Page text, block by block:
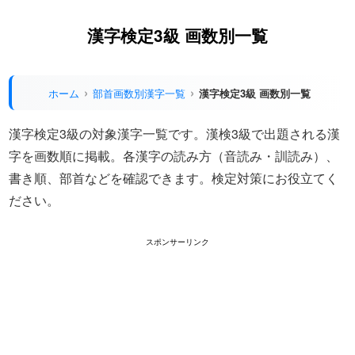
漢字検定3級 画数別一覧
ホーム 部首画数別漢字一覧 漢字検定3級 画数別一覧
漢字検定3級の対象漢字一覧です。漢検3級で出題される漢
字を画数順に掲載。各漢字の読み方（音読み・訓読み）、
書き順、部首などを確認できます。検定対策にお役立てく
ださい。
スポンサーリンク